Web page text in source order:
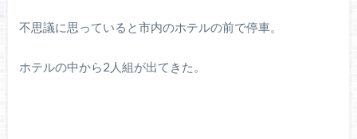
不思議に思っていると市内のホテルの前で停車。
ホテルの中から2人組が出てきた。